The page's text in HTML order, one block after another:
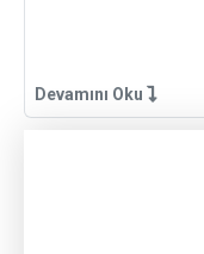
Devamını Oku